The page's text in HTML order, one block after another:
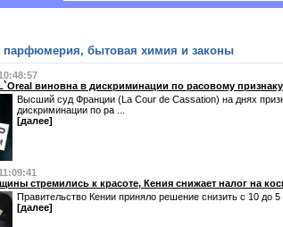
парфюмерия, бытовая химия и законы
виновна в дискриминации по расовому признаку
Высший суд Франции (La Cour de Cassation) на днях
дискриминации по ра ...
[далее]
стремились к красоте, Кения снижает налог на
Правительство Кении приняло решение снизить с 10 до
[далее]